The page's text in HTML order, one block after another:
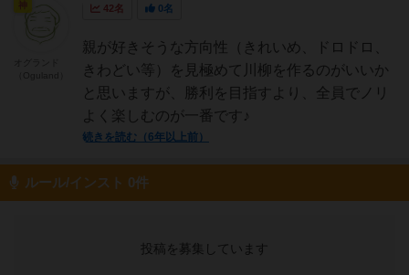
42名 0名
親が好きそうな方向性（きれいめ、ドロドロ、
きわどい等）を見極めて川柳を作るのがいいか
と思いますが、勝利を目指すより、全員でノリ
よく楽しむのが一番です♪
続きを読む（6年以上前）
ルール/インスト 0件
投稿を募集しています